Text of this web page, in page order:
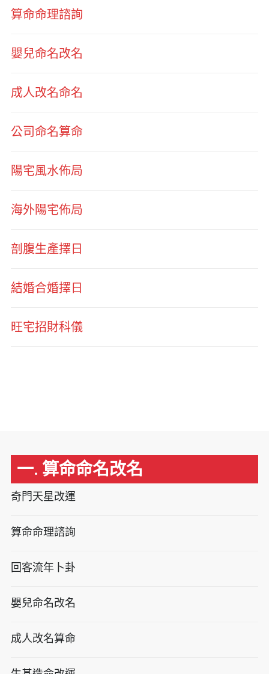
算命命理諮詢
嬰兒命名改名
成人改名命名
公司命名算命
陽宅風水佈局
海外陽宅佈局
剖腹生產擇日
結婚合婚擇日
旺宅招財科儀
一. 算命命名改名
奇門天星改運
算命命理諮詢
回客流年卜卦
嬰兒命名改名
成人改名算命